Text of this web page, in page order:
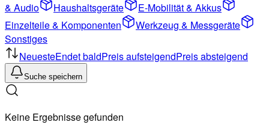
& Audio
Haushaltsgeräte
E-Mobilität & Akkus
Einzelteile & Komponenten
Werkzeug & Messgeräte
Sonstiges
NeuesteEndet baldPreis aufsteigendPreis absteigend
Suche speichern
Keine Ergebnisse gefunden